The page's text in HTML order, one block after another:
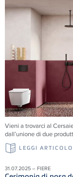
Vieni a trovarci al
dall’unione di due
LEGGI ARTICOLO
31.07.2025 – FIERE